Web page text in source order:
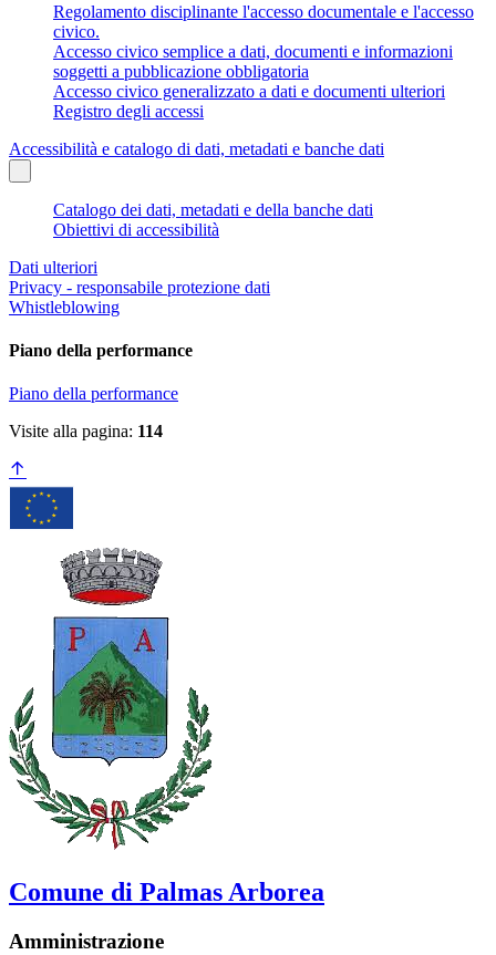
Regolamento disciplinante l'accesso documentale e l'accesso
civico.
Accesso civico semplice a dati, documenti e informazioni
soggetti a pubblicazione obbligatoria
Accesso civico generalizzato a dati e documenti ulteriori
Registro degli accessi
Accessibilità e catalogo di dati, metadati e banche dati
Catalogo dei dati, metadati e della banche dati
Obiettivi di accessibilità
Dati ulteriori
Privacy - responsabile protezione dati
Whistleblowing
Piano della performance
Piano della performance
Visite alla pagina: 114
Comune di Palmas Arborea
Amministrazione